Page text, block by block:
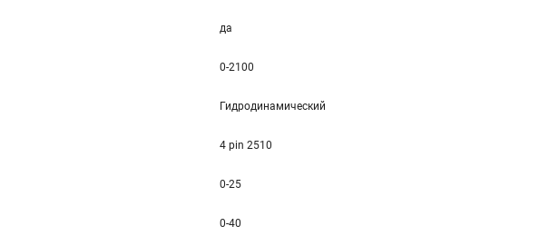
да
0-2100
Гидродинамический
4 pin 2510
0-25
0-40